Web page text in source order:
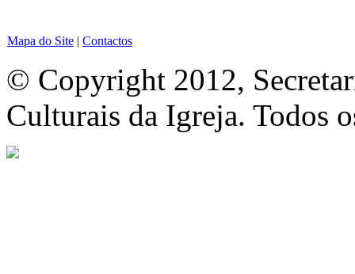
Mapa do Site | Contactos
© Copyright 2012,
Culturais da Igreja. Todos